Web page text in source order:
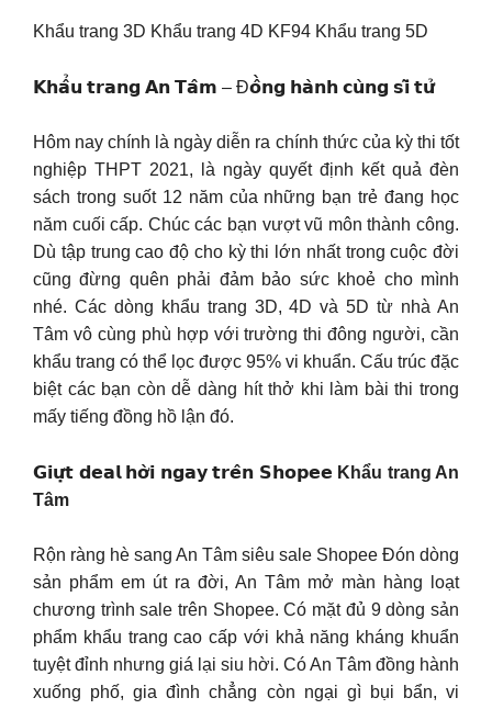
Khẩu trang 3D Khẩu trang 4D KF94 Khẩu trang 5D
𝗞𝗵𝗮̂̉𝘂 𝘁𝗿𝗮𝗻𝗴 𝗔𝗻 𝗧𝗮̂𝗺 – Đ𝗼̂̀𝗻𝗴 𝗵𝗮̀𝗻𝗵 𝗰𝘂̀𝗻𝗴 𝘀𝗶̃ 𝘁𝘂̛̉
Hôm nay chính là ngày diễn ra chính thức của kỳ thi tốt
nghiệp THPT 2021, là ngày quyết định kết quả đèn
sách trong suốt 12 năm của những bạn trẻ đang học
năm cuối cấp. Chúc các bạn vượt vũ môn thành công.
Dù tập trung cao độ cho kỳ thi lớn nhất trong cuộc đời
cũng đừng quên phải đảm bảo sức khoẻ cho mình
nhé. Các dòng khẩu trang 3D, 4D và 5D từ nhà An
Tâm vô cùng phù hợp với trường thi đông người, cần
khẩu trang có thể lọc được 95% vi khuẩn. Cấu trúc đặc
biệt các bạn còn dễ dàng hít thở khi làm bài thi trong
mấy tiếng đồng hồ lận đó.
𝗚𝗶𝘂̛̣𝘁 𝗱𝗲𝗮𝗹 𝗵𝗼̛̀𝗶 𝗻𝗴𝗮𝘆 𝘁𝗿𝗲̂𝗻 𝗦𝗵𝗼𝗽𝗲𝗲 Khẩu trang An
Tâm
Rộn ràng hè sang An Tâm siêu sale Shopee Đón dòng
sản phẩm em út ra đời, An Tâm mở màn hàng loạt
chương trình sale trên Shopee. Có mặt đủ 9 dòng sản
phẩm khẩu trang cao cấp với khả năng kháng khuẩn
tuyệt đỉnh nhưng giá lại siu hời. Có An Tâm đồng hành
xuống phố, gia đình chẳng còn ngại gì bụi bẩn, vi